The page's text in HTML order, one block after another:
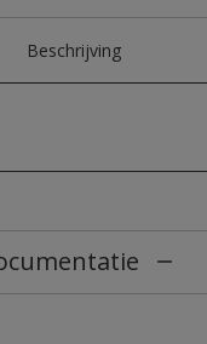
Beschrijving